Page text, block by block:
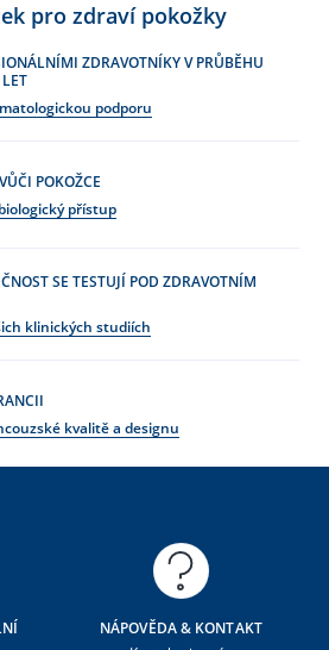
pro zdraví pokožky
ZDRAVOTNÍKY V PRŮBĚHU
podporu
POKOŽCE
přístup
SE TESTUJÍ POD ZDRAVOTNÍM
klinických studiích
kvalitě a designu
NÁPOVĚDA & KONTAKT